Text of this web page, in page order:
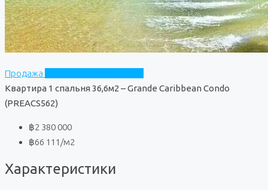
Продажа
Квартира 1 спальня 36,6м2 – Grande Caribbean Condo
(PREACS562)
฿2 380 000
฿66 111 /м2
Характеристики